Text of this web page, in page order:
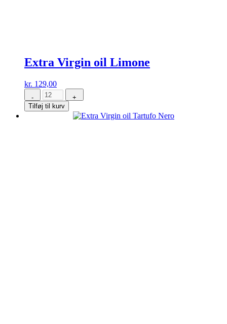
Extra Virgin oil Limone
kr. 129,00
-
Extra
Virgin
+
Tilføj til kurv